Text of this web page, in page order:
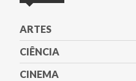
ARTES
CIÊNCIA
CINEMA